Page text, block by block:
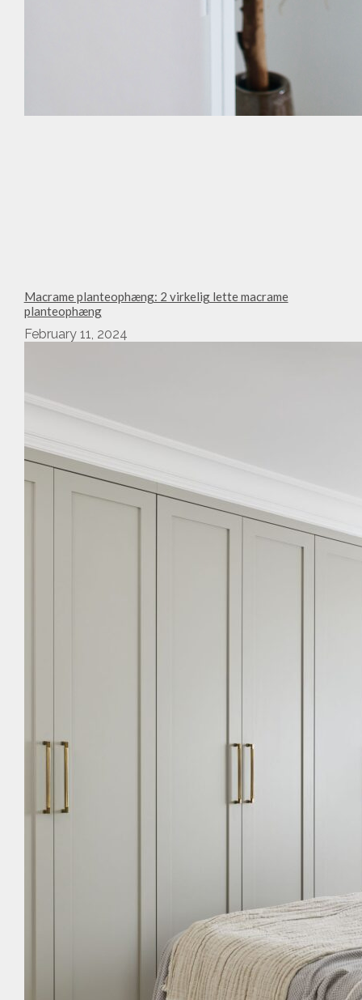
Macrame planteophæng: 2 virkelig lette macrame
planteophæng
February 11, 2024